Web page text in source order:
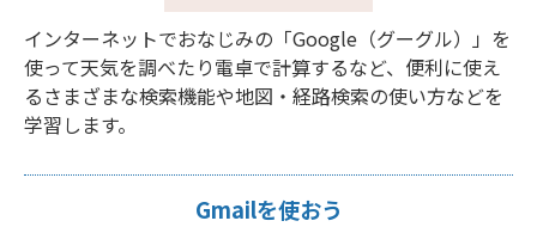
インターネットでおなじみの「Google（グーグル）」を
使って天気を調べたり電卓で計算するなど、便利に使え
るさまざまな検索機能や地図・経路検索の使い方などを
学習します。
Gmailを使おう